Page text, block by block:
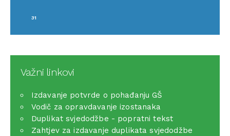
31
Važni linkovi
Izdavanje potvrde o pohađanju GŠ
Vodič za opravdavanje izostanaka
Duplikat svjedodžbe - popratni tekst
Zahtjev za izdavanje duplikata svjedodžbe